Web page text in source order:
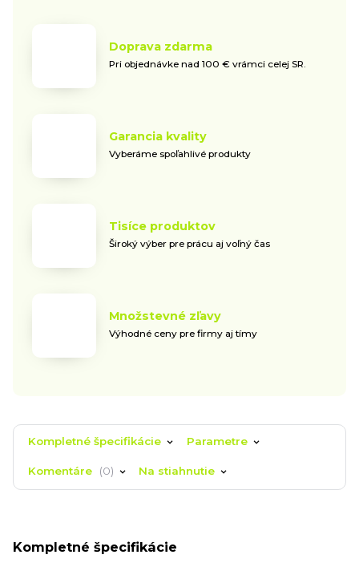
Doprava zdarma
Pri objednávke nad 100 € vrámci celej SR.
Garancia kvality
Vyberáme spoľahlivé produkty
Tisíce produktov
Široký výber pre prácu aj voľný čas
Množstevné zľavy
Výhodné ceny pre firmy aj tímy
Kompletné špecifikácie Parametre
Komentáre 0 Na stiahnutie
Kompletné špecifikácie